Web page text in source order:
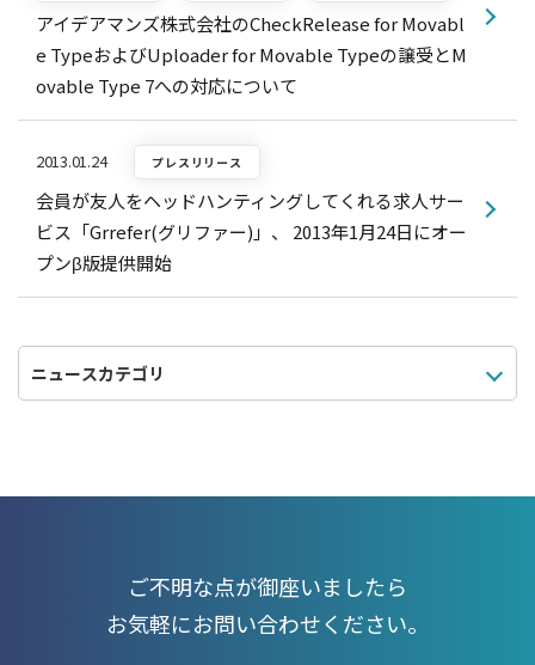
アイデアマンズ株式会社のCheckRelease for Movabl
e TypeおよびUploader for Movable Typeの譲受とM
ovable Type 7への対応について
2013.01.24 プレスリリース
会員が友人をヘッドハンティングしてくれる求人サー
ビス「Grrefer(グリファー)」、 2013年1月24日にオー
プンβ版提供開始
ご不明な点が御座いましたら
お気軽にお問い合わせください。